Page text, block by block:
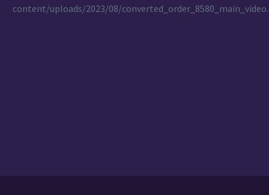
content/uploads/2023/08/